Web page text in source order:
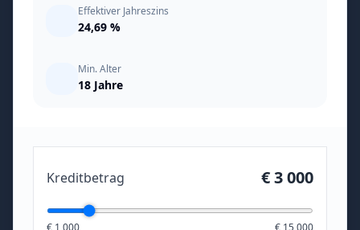
Effektiver Jahreszins
24,69 %
Min. Alter
18 Jahre
Kreditbetrag € 3 000
€ 1 000 € 15 000